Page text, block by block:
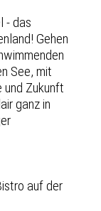
- das
Gehen
See, mit
und Zukunft
ganz in
auf der